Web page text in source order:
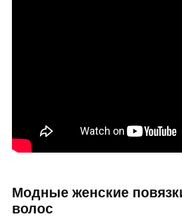
Модные женские
волос